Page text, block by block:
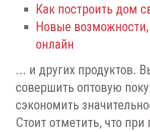
Как построить дом
Новые
онлайн
... и других продуктов.
совершить оптовую
сэкономить
Стоит отметить, что